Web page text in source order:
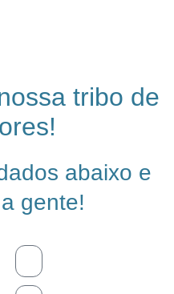
tribo de
abaixo e
gente!